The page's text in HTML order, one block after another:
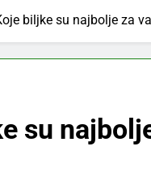
biljke su najbolje za
su